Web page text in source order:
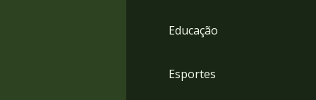
Educação
Esportes